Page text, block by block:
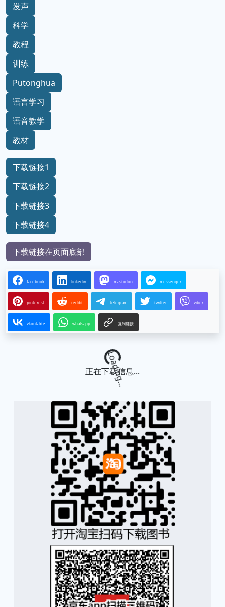
发声
科学
教程
训练
Putonghua
语言学习
语音教学
教材
下载链接1
下载链接2
下载链接3
下载链接4
下载链接在页面底部
facebook linkedin mastodon messenger
pinterest reddit telegram twitter viber
vkontakte whatsapp 复制链接
Loading...
正在下载信息...